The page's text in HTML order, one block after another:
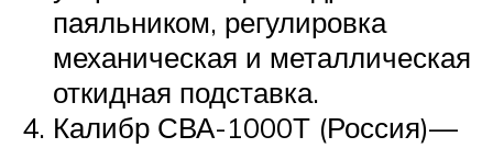
паяльником, регулировка
механическая и металлическая
откидная подставка.
Калибр СВА-1000Т (Россия)—